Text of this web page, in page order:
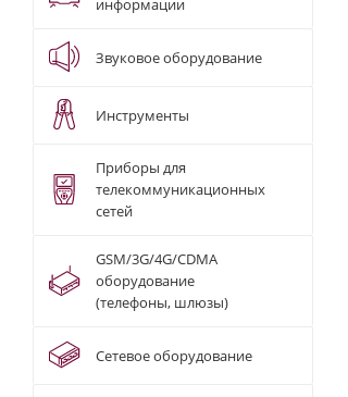
информации
Звуковое оборудование
Инструменты
Приборы для
телекоммуникационных
сетей
GSM/3G/4G/CDMA
оборудование
(телефоны, шлюзы)
Сетевое оборудование